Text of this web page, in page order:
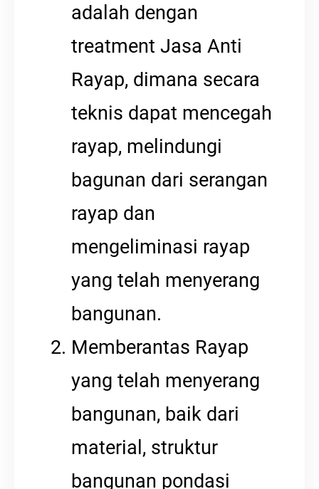
adalah dengan
treatment Jasa Anti
Rayap, dimana secara
teknis dapat mencegah
rayap, melindungi
bagunan dari serangan
rayap dan
mengeliminasi rayap
yang telah menyerang
bangunan.
Memberantas Rayap
yang telah menyerang
bangunan, baik dari
material, struktur
bangunan pondasi